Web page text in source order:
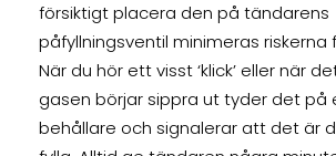
försiktigt placera den på tändarens
påfyllningsventil minimeras riskerna
När du hör ett visst ‘klick’ eller när
gasen börjar sippra ut tyder det på
behållare och signalerar att det är